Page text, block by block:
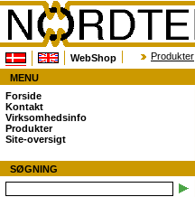
WebShop Produkter
MENU
Forside
Kontakt
Virksomhedsinfo
Produkter
Site-oversigt
SØGNING